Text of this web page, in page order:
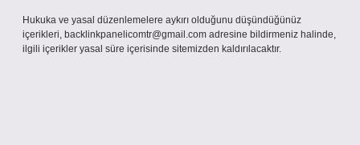
Hukuka ve yasal düzenlemelere aykırı olduğunu düşündüğünüz
içerikleri, backlinkpanelicomtr@gmail.com adresine bildirmeniz halinde,
ilgili içerikler yasal süre içerisinde sitemizden kaldırılacaktır.